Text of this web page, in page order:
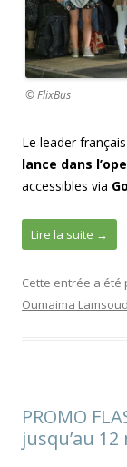
© FlixBus
Le leader
lance dans
accessibles via
Lire la suite →
Cette entrée a été
Oumaima
PROMO
jusqu’au 12